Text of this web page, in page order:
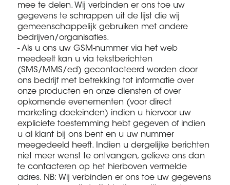
mee te delen. Wij verbinden er ons toe uw
gegevens te schrappen uit de lijst die wij
gemeenschappelijk gebruiken met andere
bedrijven/organisaties.
- Als u ons uw GSM-nummer via het web
meedeelt kan u via tekstberichten
(SMS/MMS/ed) gecontacteerd worden door
ons bedrijf met betrekking tot informatie over
onze producten en onze diensten of over
opkomende evenementen (voor direct
marketing doeleinden) indien u hiervoor uw
expliciete toestemming hebt gegeven of indien
u al klant bij ons bent en u uw nummer
meegedeeld heeft. Indien u dergelijke berichten
niet meer wenst te ontvangen, gelieve ons dan
te contacteren op het hierboven vermelde
adres. NB: Wij verbinden er ons toe uw gegevens